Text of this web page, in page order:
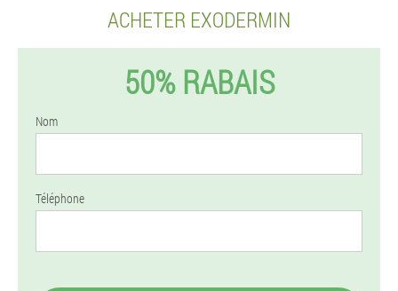
ACHETER EXODERMIN
50% RABAIS
Nom
Téléphone